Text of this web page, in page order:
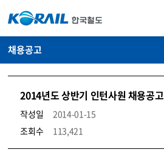
채용공고
2014년도 상반기 인턴사원 채용공고
작성일
2014-01-15
조회수
113,421
코레일소개_경영공시_채용공고 상세보기 – 내용, 파일, 담당자 연락처로 구성